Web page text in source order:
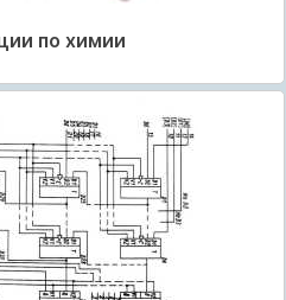
по химии